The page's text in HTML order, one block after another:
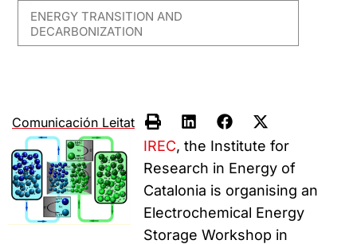
ENERGY TRANSITION AND
DECARBONIZATION
Comunicación Leitat
IREC, the Institute for
Research in Energy of
Catalonia is organising an
Electrochemical Energy
Storage Workshop in